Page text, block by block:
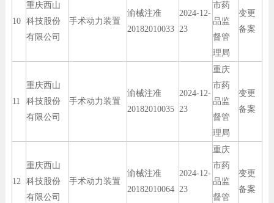
10
重庆西山
科技股份
有限公司
手术动力装置
渝械注准
20182010033
2024-12-
23
市药
品监
督管
理局
变更
备案
11
重庆西山
科技股份
有限公司
手术动力装置
渝械注准
20182010035
2024-12-
23
重庆
市药
品监
督管
理局
变更
备案
12
重庆西山
科技股份
有限公司
手术动力装置
渝械注准
20182010064
2024-12-
23
重庆
市药
品监
督管
变更
备案